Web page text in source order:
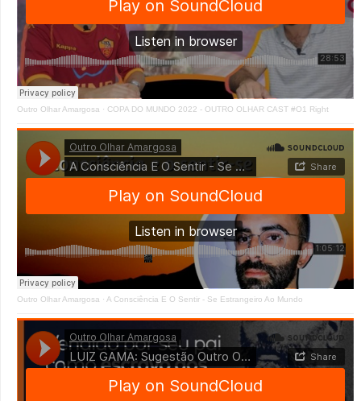
Outro Olhar Amargosa · COPA DO MUNDO 2022 - OUTRO OLHAR CAST #O1 Right
Outro Olhar Amargosa · A Consciência E O Sentir - Se Estrangeiro Ao Mundo